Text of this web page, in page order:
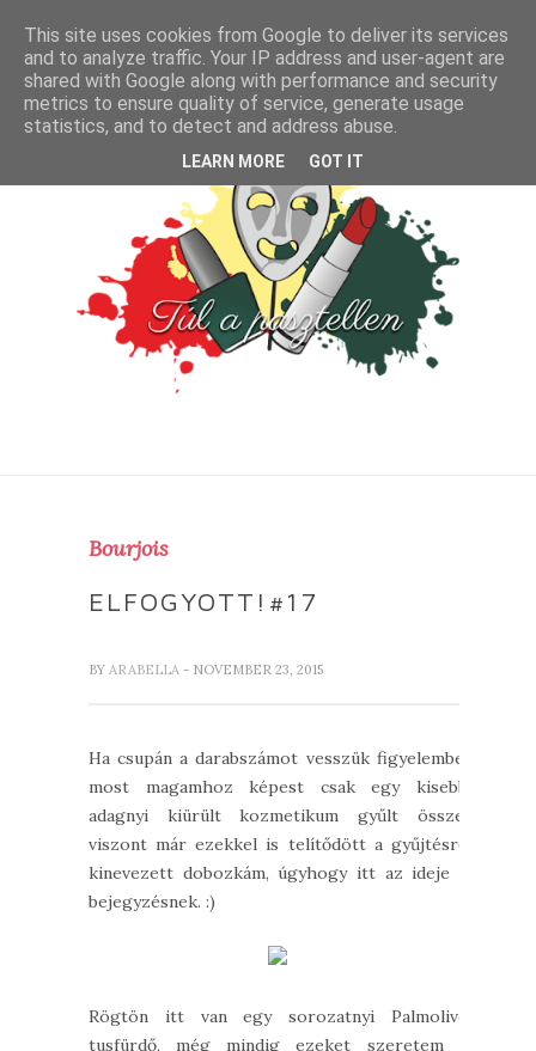
Bourjois
ELFOGYOTT!#17
BY ARABELLA - NOVEMBER 23, 2015
Ha csupán a darabszámot vesszük figyelembe,
most magamhoz képest csak egy kisebb
adagnyi kiürült kozmetikum gyűlt össze,
viszont már ezekkel is telítődött a gyűjtésre
kinevezett dobozkám, úgyhogy itt az ideje a
bejegyzésnek. :)
Rögtön itt van egy sorozatnyi Palmolive
tusfürdő, még mindig ezeket szeretem a
This site uses cookies from Google to deliver its services
and to analyze traffic. Your IP address and user-agent are
shared with Google along with performance and security
metrics to ensure quality of service, generate usage
statistics, and to detect and address abuse.
LEARN MORE GOT IT